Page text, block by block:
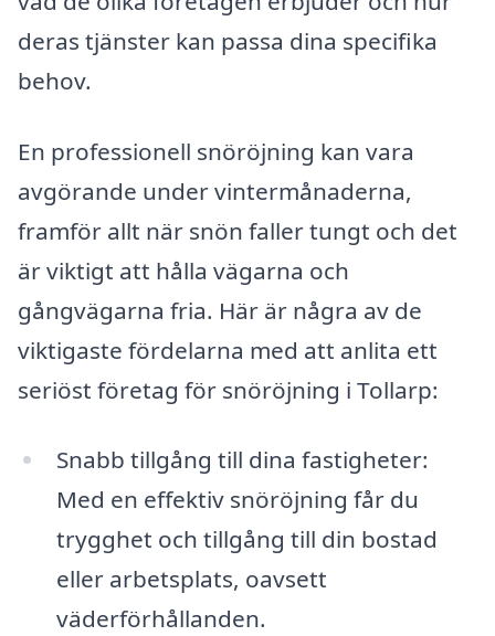
deras tjänster kan passa dina specifika
behov.
En professionell snöröjning kan vara
avgörande under vintermånaderna,
framför allt när snön faller tungt och det
är viktigt att hålla vägarna och
gångvägarna fria. Här är några av de
viktigaste fördelarna med att anlita ett
seriöst företag för snöröjning i Tollarp:
Snabb tillgång till dina fastigheter:
Med en effektiv snöröjning får du
trygghet och tillgång till din bostad
eller arbetsplats, oavsett
väderförhållanden.